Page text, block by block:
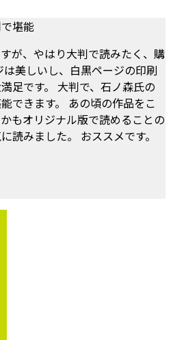
堪能
が、やはり大判で読みたく、購
美しいし、白黒ページの印刷
足です。 大判で、石ノ森氏の
できます。 あの頃の作品をこ
もオリジナル版で読めることの
読みました。 おススメです。